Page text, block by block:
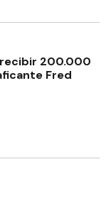
200.000
Fred